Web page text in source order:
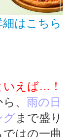
はこちら
いえば…！
、 雨の日
グ まで盛り
はの一曲